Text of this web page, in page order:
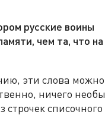
русские воины
чем та, что
эти слова можно
ничего
списочного